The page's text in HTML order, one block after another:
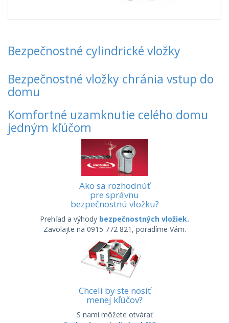
Bezpečnostné cylindrické vložky
Bezpečnostné vložky chránia vstup do
domu
Komfortné uzamknutie celého domu
jedným kľúčom
Ako sa rozhodnúť
pre správnu
bezpečnostnú vložku?
Prehľad a výhody bezpečnostných vložiek.
Zavolajte na 0915 772 821, poradíme Vám.
Chceli by ste nosiť
menej kľúčov?
S nami môžete otvárať